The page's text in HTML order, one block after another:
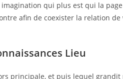
qui plus est qui la
afin de coexister la relation
Lieu
principale, et puis lequel grandit